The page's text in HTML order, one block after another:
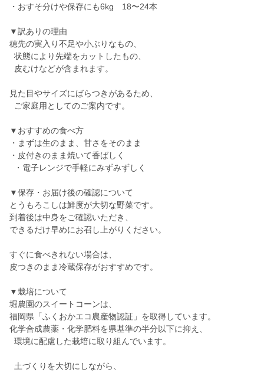
・おすそ分けや保存にも6kg 18〜24本
▼訳ありの理由
穂先の実入り不足や小ぶりなもの、
状態により先端をカットしたもの、
皮むけなどが含まれます。
見た目やサイズにばらつきがあるため、
ご家庭用としてのご案内です。
▼おすすめの食べ方
・まずは生のまま、甘さをそのまま
・皮付きのまま焼いて香ばしく
・電子レンジで手軽にみずみずしく
▼保存・お届け後の確認について
とうもろこしは鮮度が大切な野菜です。
到着後は中身をご確認いただき、
できるだけ早めにお召し上がりください。
すぐに食べきれない場合は、
皮つきのまま冷蔵保存がおすすめです。
▼栽培について
堀農園のスイートコーンは、
福岡県「ふくおかエコ農産物認証」を取得しています。
化学合成農薬・化学肥料を県基準の半分以下に抑え、
環境に配慮した栽培に取り組んでいます。
土づくりを大切にしながら、